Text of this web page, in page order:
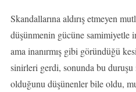
Skandallarına aldırış etmeyen
düşünmenin gücüne samimiyetle
ama inanırmış gibi göründüğü
sinirleri gerdi, sonunda bu
olduğunu düşünenler bile oldu,